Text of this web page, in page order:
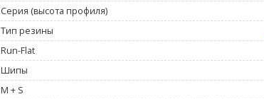
Серия (высота профиля)
Тип резины
Run-Flat
Шипы
M + S